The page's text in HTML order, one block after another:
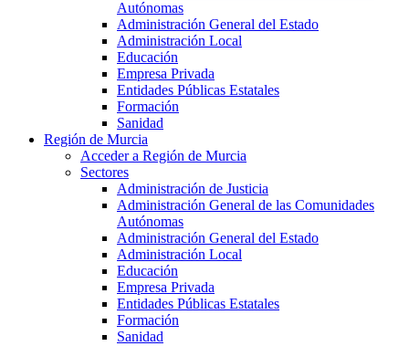
Autónomas
Administración General del Estado
Administración Local
Educación
Empresa Privada
Entidades Públicas Estatales
Formación
Sanidad
Región de Murcia
Acceder a Región de Murcia
Sectores
Administración de Justicia
Administración General de las Comunidades
Autónomas
Administración General del Estado
Administración Local
Educación
Empresa Privada
Entidades Públicas Estatales
Formación
Sanidad